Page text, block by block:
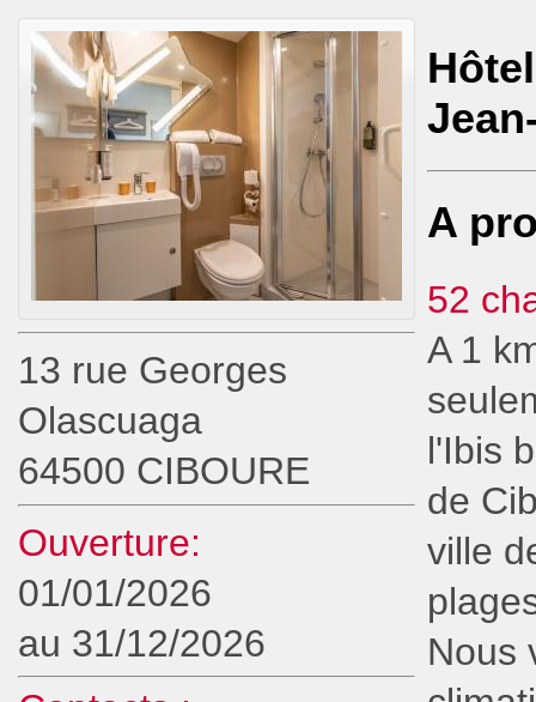
13 rue Georges
Olascuaga
64500 CIBOURE
Ouverture:
01/01/2026
au 31/12/2026
A
52
A 1
l'Ibis
de
ville
Nous